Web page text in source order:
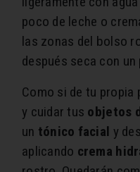
poco de leche o
las zonas del bolso
después seca con un
Como si de tu propia
y cuidar tus objetos
un tónico facial y
aplicando crema